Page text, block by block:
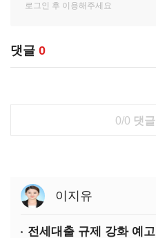
댓글 0
0/0 댓
이지유
전세대출 규제 강화 예